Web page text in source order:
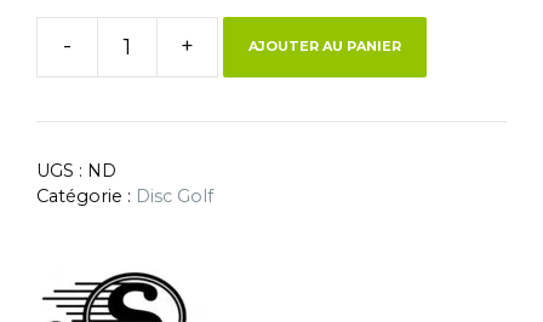
- + AJOUTER AU PANIER
UGS : ND
Catégorie : Disc Golf